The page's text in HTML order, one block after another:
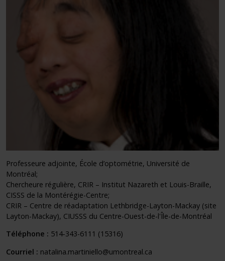
Professeure adjointe, École d’optométrie, Université de
Montréal;
Chercheure régulière, CRIR – Institut Nazareth et Louis-Braille,
CISSS de la Montérégie-Centre;
CRIR – Centre de réadaptation Lethbridge-Layton-Mackay (site
Layton-Mackay), CIUSSS du Centre-Ouest-de-l'Île-de-Montréal
Téléphone : 514-343-6111 (15316)
Courriel : natalina.martiniello@umontreal.ca